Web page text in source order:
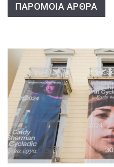
ΠΑΡΟΜΟΙΑ ΑΡΘΡΑ